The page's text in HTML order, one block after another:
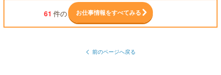
61 件の お仕事情報をすべてみる
前のページへ戻る